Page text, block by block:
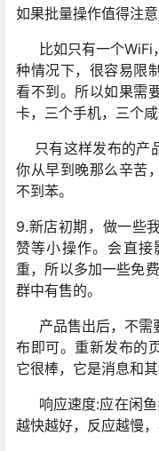
如果批量操作值得注
比如只有一个WiFi
种情况下，很容易限
看不到。所以如果需
卡，三个手机，三个咸
只有这样发布的产
你从早到晚那么辛苦
不到苯。
9.新店初期，做一些
赞等小操作。会直
重，所以多加一些免
群中有售的。
产品售出后，不需
布即可。重新发布的
它很棒，它是消息和其
响应速度:应在闲鱼
越快越好，反应越慢